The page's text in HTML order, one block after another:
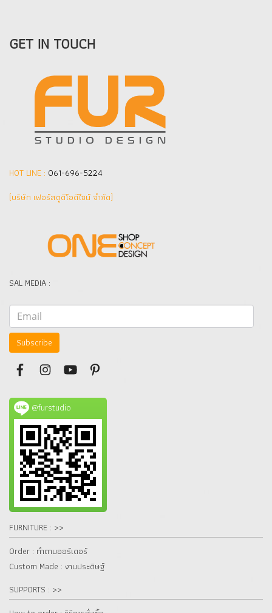
GET IN TOUCH
HOT LINE : 061-696-5224
(บริษัท เฟอร์สตูดิโอดีไซน์ จำกัด]
SAL MEDIA :
Subscribe
@furstudio
FURNITURE : >>
Order : ทำตามออร์เดอร์
Custom Made : งานประดิษฐ์
SUPPORTS : >>